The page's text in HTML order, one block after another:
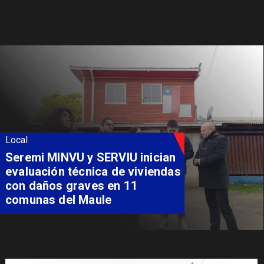
Local
Fondo Orasmi entrega apoyo a
familia de Romeral para
costear alimentación
especializada de niño con
Síndrome de Intestino Corto